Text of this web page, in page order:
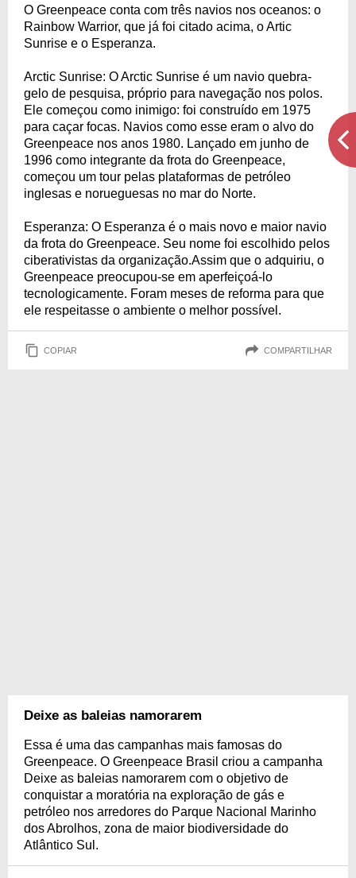
O Greenpeace conta com três navios nos oceanos: o
Rainbow Warrior, que já foi citado acima, o Artic
Sunrise e o Esperanza.
Arctic Sunrise: O Arctic Sunrise é um navio quebra-
gelo de pesquisa, próprio para navegação nos polos.
Ele começou como inimigo: foi construído em 1975
para caçar focas. Navios como esse eram o alvo do
Greenpeace nos anos 1980. Lançado em junho de
1996 como integrante da frota do Greenpeace,
começou um tour pelas plataformas de petróleo
inglesas e norueguesas no mar do Norte.
Esperanza: O Esperanza é o mais novo e maior navio
da frota do Greenpeace. Seu nome foi escolhido pelos
ciberativistas da organização.Assim que o adquiriu, o
Greenpeace preocupou-se em aperfeiçoá-lo
tecnologicamente. Foram meses de reforma para que
ele respeitasse o ambiente o melhor possível.
COPIAR COMPARTILHAR
Deixe as baleias namorarem
Essa é uma das campanhas mais famosas do
Greenpeace. O Greenpeace Brasil criou a campanha
Deixe as baleias namorarem com o objetivo de
conquistar a moratória na exploração de gás e
petróleo nos arredores do Parque Nacional Marinho
dos Abrolhos, zona de maior biodiversidade do
Atlântico Sul.